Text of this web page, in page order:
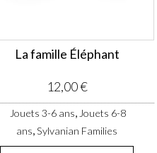
La famille Éléphant
12,00€
Jouets 3-6 ans, Jouets 6-8
ans, Sylvanian Families